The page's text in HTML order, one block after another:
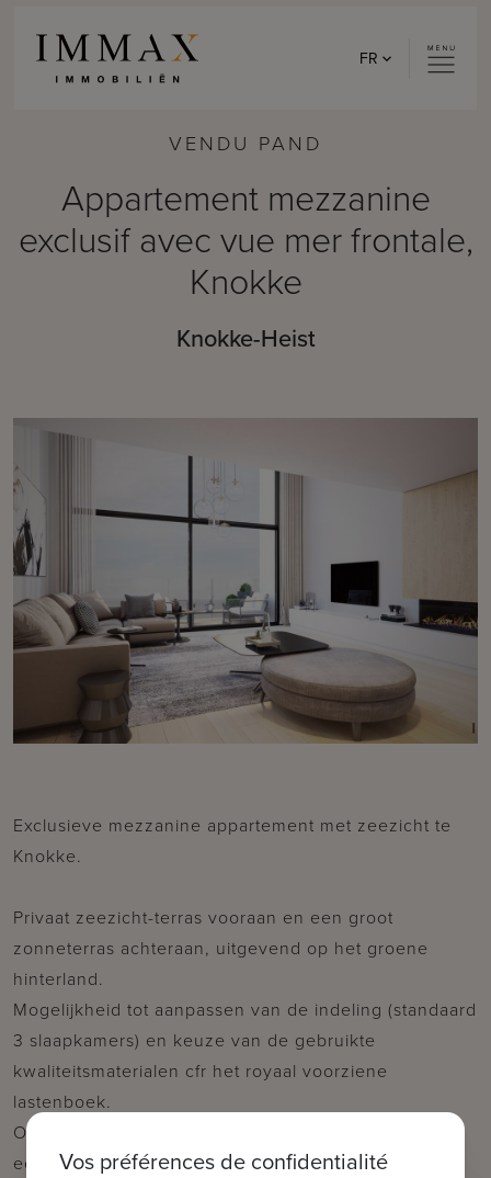
FR
VENDU PAND
Appartement mezzanine
exclusif avec vue mer frontale,
Knokke
Knokke-Heist
Exclusieve mezzanine appartement met zeezicht te
Knokke.
Privaat zeezicht-terras vooraan en een groot
zonneterras achteraan, uitgevend op het groene
hinterland.
Mogelijkheid tot aanpassen van de indeling (standaard
3 slaapkamers) en keuze van de gebruikte
kwaliteitsmaterialen cfr het royaal voorziene
lastenboek.
Ondergronds berging en fietshaken inclusief per
eenheid.Vos préférences de confidentialité